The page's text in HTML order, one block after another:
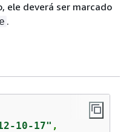
ele deverá ser marcado
.
10-17" ,